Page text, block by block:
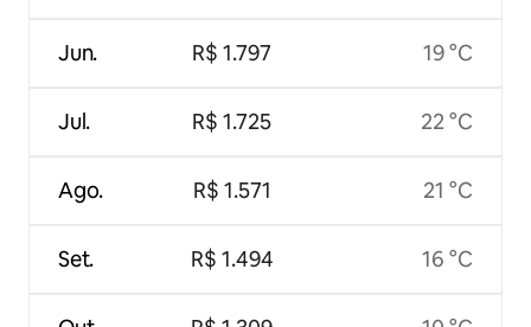
Jun.
Jul.
Ago.
Set.
R$ 1.797
R$ 1.725
R$ 1.571
R$ 1.494
19 °C
22 °C
21 °C
16 °C